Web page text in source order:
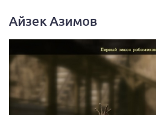
Айзек Азимов